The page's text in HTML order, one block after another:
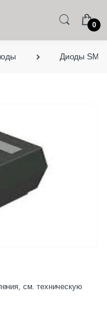
0
Диоды SMD
см. техническую